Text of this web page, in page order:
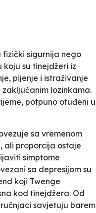
sigurnija nego
su tinejdžeri iz
pijenje i istraživanje
lozinkama.
potpuno otuđeni u
sa vremenom
ali proporcija ostaje
simptome
sa depresijom su
koji Twenge
kod tinejdžera. Od
savjetuju barem